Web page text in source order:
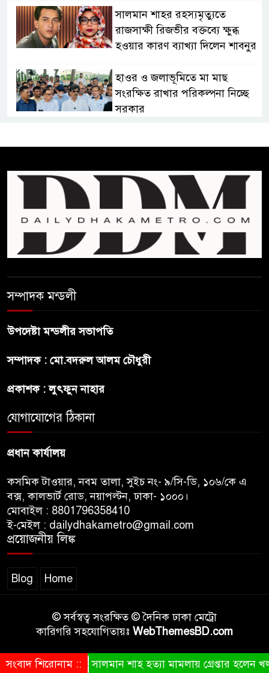
সালমান শাহর রহস্যমৃত্যুতে
রাজসাক্ষী রিজভীর বক্তব্যে ক্ষুব্ধ
হওয়ার কারণ ব্যাখ্যা দিলেন শাবনুর
হাওর ও জলাভূমিতে মা মাছ
সংরক্ষিত রাখার পরিকল্পনা নিচ্ছে
সরকার
চিকিৎসকদের পেশাগত দায়িত্বে
রাজনীতি যেন বাধা না হয় :
প্রধানমন্ত্রী
ফিফা সভাপতির বিরুদ্ধে এবার
অস্ট্রেলিয়ার অখ্যাত একাদশের
সম্পাদক মন্ডলী
উপদেষ্টা মন্ডলীর সভাপতি
সম্পাদক : মো.বদরুল আলম চৌধুরী
প্রকাশক : লুৎফুন নাহার
যোগাযোগের ঠিকানা
প্রধান কার্যালয়
কসমিক টাওয়ার, নবম তালা, সুইচ নং- ৯/সি-ডি, ১০৬/কে এ
বক্স, কালভার্ট রোড, নয়াপল্টন, ঢাকা- ১০০০।
মোবাইল : 8801796358410
ই-মেইল : dailydhakametro@gmail.com
প্রয়োজনীয় লিঙ্ক
Blog Home
© সর্বস্বত্ব সংরক্ষিত © দৈনিক ঢাকা মেট্রো
কারিগরি সহযোগিতায়ঃ WebThemesBD.com
সংবাদ শিরোনাম ::সালমান শাহ হত্যা মামলায় গ্রেপ্তার হলেন